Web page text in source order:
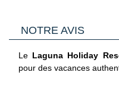
L'abus d'alcool
Activités sportives :
Animation nocturne 2
Avec supplément :
Les transats et
NOTRE AVIS
Le Laguna Holiday
pour des vacances